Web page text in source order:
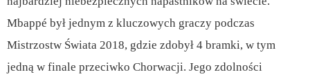
Mbappé był jednym z kluczowych graczy podczas
Mistrzostw Świata 2018, gdzie zdobył 4 bramki, w tym
jedną w finale przeciwko Chorwacji. Jego zdolności